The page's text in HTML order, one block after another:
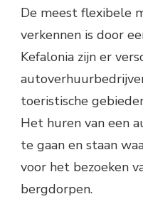
De meest flexibele
verkennen is door
Kefalonia zijn er
toeristische
Het huren van een
te gaan en staan
voor het bezoeken
bergdorpen.